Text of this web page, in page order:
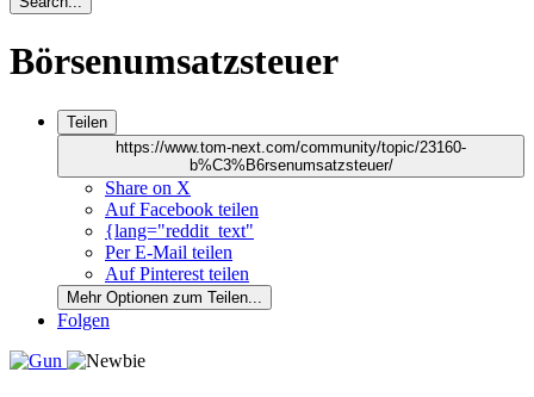
Börsenumsatzsteuer
Teilen
https://www.tom-next.com/community/topic/23160-
b%C3%B6rsenumsatzsteuer/
Share on X
Auf Facebook teilen
{lang="reddit_text"
Per E-Mail teilen
Auf Pinterest teilen
Mehr Optionen zum Teilen...
Folgen